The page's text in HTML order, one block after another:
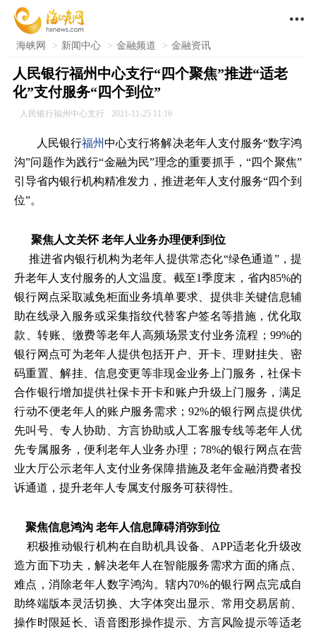

海峡网 > 新闻中心 > 金融频道 > 金融资讯
人民银行福州中心支行“四个聚焦”推进“适老
化”支付服务“四个到位”
人民银行福州中心支行 2021-11-25 11:16
人民银行福州中心支行将解决老年人支付服务“数字鸿
沟”问题作为践行“金融为民”理念的重要抓手，“四个聚焦”
引导省内银行机构精准发力，推进老年人支付服务“四个到
位”。
聚焦人文关怀 老年人业务办理便利到位
推进省内银行机构为老年人提供常态化“绿色通道”，提
升老年人支付服务的人文温度。截至1季度末，省内85%的
银行网点采取减免柜面业务填单要求、提供非关键信息辅
助在线录入服务或采集指纹代替客户签名等措施，优化取
款、转账、缴费等老年人高频场景支付业务流程；99%的
银行网点可为老年人提供包括开户、开卡、理财挂失、密
码重置、解挂、信息变更等非现金业务上门服务，社保卡
合作银行增加提供社保卡开卡和账户升级上门服务，满足
行动不便老年人的账户服务需求；92%的银行网点提供优
先叫号、专人协助、方言协助或人工客服专线等老年人优
先专属服务，便利老年人业务办理；78%的银行网点在营
业大厅公示老年人支付业务保障措施及老年金融消费者投
诉通道，提升老年人专属支付服务可获得性。
聚焦信息鸿沟 老年人信息障碍消弥到位
积极推动银行机构在自助机具设备、APP适老化升级改
造方面下功夫，解决老年人在智能服务需求方面的痛点、
难点，消除老年人数字鸿沟。辖内70%的银行网点完成自
助终端版本灵活切换、大字体突出显示、常用交易居前、
操作时限延长、语音图形操作提示、方言风险提示等适老